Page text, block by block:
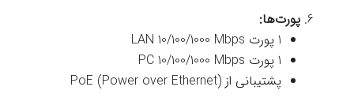
پورت‌ها:
1 پورت LAN 10/100/1000 Mbps
1 پورت PC 10/100/1000 Mbps
پشتیبانی از PoE (Power over Ethernet)